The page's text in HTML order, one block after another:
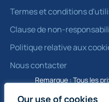
Our use of cookies
Termes et conditions
Clause de non-
Politique relative aux
Nous contacter
Remarque : Tous les